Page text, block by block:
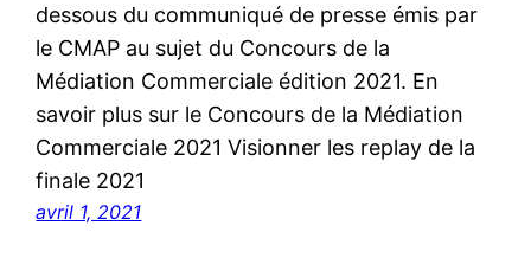
dessous du communiqué de presse émis par
le CMAP au sujet du Concours de la
Médiation Commerciale édition 2021. En
savoir plus sur le Concours de la Médiation
Commerciale 2021 Visionner les replay de la
finale 2021
avril 1, 2021